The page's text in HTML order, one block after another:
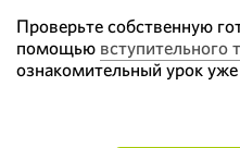
Проверьте собственную
помощью вступительного
ознакомительный урок уже